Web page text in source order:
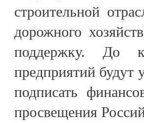
строительной
дорожного
поддержку. До
предприятий будут
подписать
просвещения